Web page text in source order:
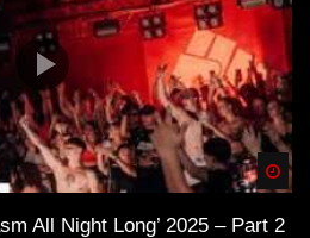
All Night Long’ 2025 – Part 2